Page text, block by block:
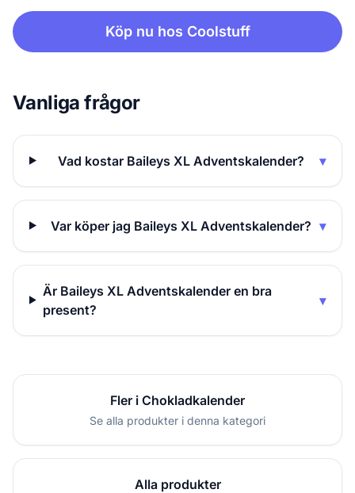
Köp nu hos Coolstuff
Vanliga frågor
Vad kostar Baileys XL Adventskalender? ▾
Var köper jag Baileys XL Adventskalender? ▾
Är Baileys XL Adventskalender en bra
present?
▾
Fler i Chokladkalender
Se alla produkter i denna kategori
Alla produkter